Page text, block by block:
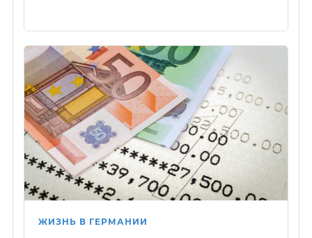
ЖИЗНЬ В ГЕРМАНИИ